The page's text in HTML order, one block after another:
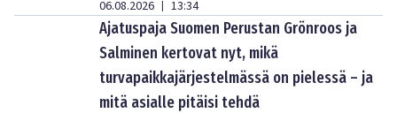
06.08.2026 | 13:34
Ajatuspaja Suomen Perustan Grönroos ja
Salminen kertovat nyt, mikä
turvapaikkajärjestelmässä on pielessä – ja
mitä asialle pitäisi tehdä